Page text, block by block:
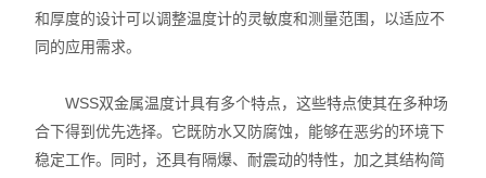
和厚度的设计可以调整温度计的灵敏度和测量范围，以适应不
同的应用需求。
WSS双金属温度计具有多个特点，这些特点使其在多种场
合下得到优先选择。它既防水又防腐蚀，能够在恶劣的环境下
稳定工作。同时，还具有隔爆、耐震动的特性，加之其结构简